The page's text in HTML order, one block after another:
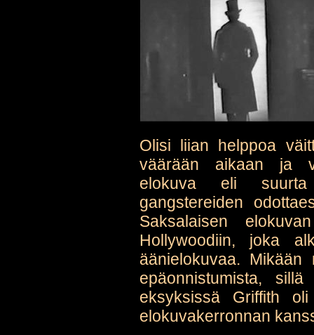
Olisi liian helppoa
väärään aikaan ja
elokuva eli suurta
gangstereiden
Saksalaisen
Hollywoodiin, joka
äänielokuvaa.
epäonnistumista,
eksyksissä Griffith
elokuvakerronnan